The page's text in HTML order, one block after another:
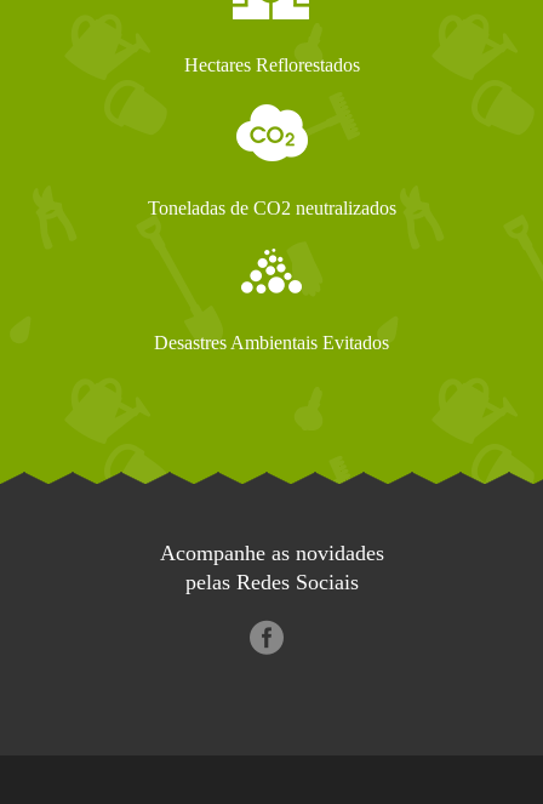
Hectares Reflorestados
Toneladas de CO2 neutralizados
Desastres Ambientais Evitados
Acompanhe as novidades
pelas Redes Sociais